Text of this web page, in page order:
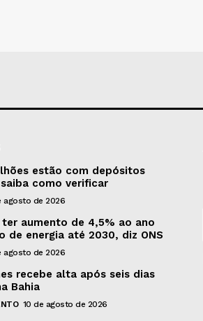
estão com depósitos
como verificar
agosto de 2026
ter aumento de 4,5% ao ano
de energia até 2030, diz ONS
agosto de 2026
recebe alta após seis dias
Bahia
10 de agosto de 2026